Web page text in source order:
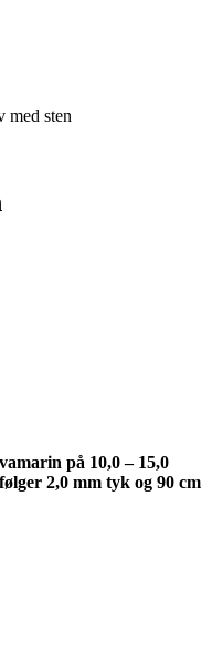
med sten
på 10,0 – 15,0
2,0 mm tyk og 90 cm